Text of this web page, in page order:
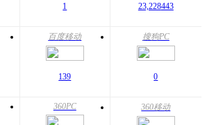
1 23,228443
百度移动
139
搜狗PC
0
360PC 360移动